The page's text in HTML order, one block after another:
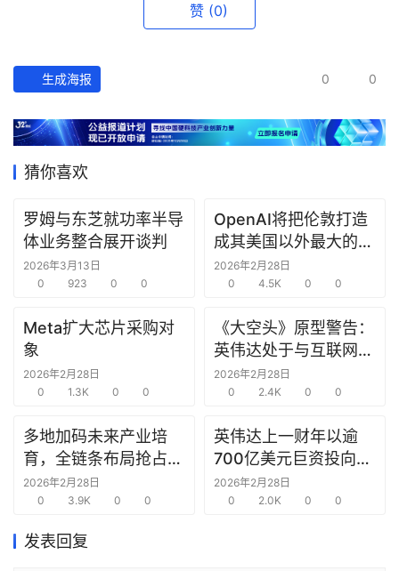
产
经
数
据
研
选
报
告
创
投
之
商
机
链
赞 (0)
生成海报 0 0
猜你喜欢
罗姆与东芝就功率半导
体业务整合展开谈判
2026年3月13日
0
923 0 0
OpenAI将把伦敦打造
成其美国以外最大的研
究中心
2026年2月28日
0
4.5K 0 0
Meta扩大芯片采购对
象
2026年2月28日
0
1.3K 0 0
《大空头》原型警告：
英伟达处于与互联网泡
沫时期思科同样的“危
险境地”
2026年2月28日
0
2.4K 0 0
多地加码未来产业培
育，全链条布局抢占新
赛道先机
2026年2月28日
0
3.9K 0 0
英伟达上一财年以逾
700亿美元巨资投向合
作方，竭力巩固AI芯片
需求
2026年2月28日
0
2.0K 0 0
发表回复